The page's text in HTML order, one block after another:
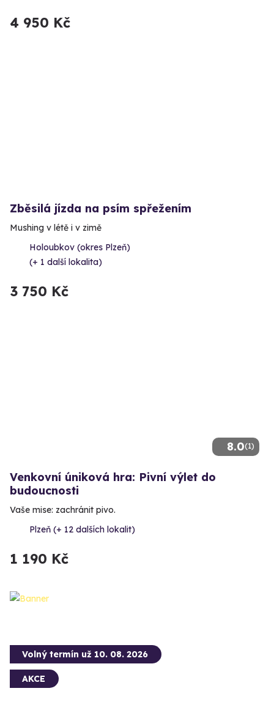
4 950 Kč
Zběsilá jízda na psím spřežením
Mushing v létě i v zimě
Holoubkov (okres Plzeň)
(+ 1 další lokalita)
3 750 Kč
8.0(1)
Venkovní úniková hra: Pivní výlet do
budoucnosti
Vaše mise: zachránit pivo.
Plzeň (+ 12 dalších lokalit)
1 190 Kč
Volný termín už 10. 08. 2026
AKCE